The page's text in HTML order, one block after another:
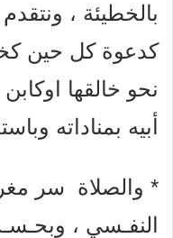
بالخطيئة ،
كدعوة كل حين
نحو خالقها
أبيه بمناداته
* والصلاة سر
النفـسي ،